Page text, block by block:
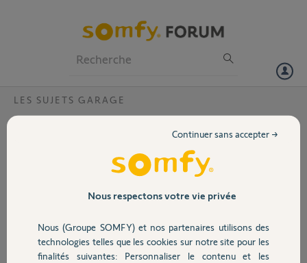
Volet
Sécurité
LES SUJETS GARAGE
Panne moteur dexxo 800 rts
Bonjour, affichage bloqué sur s.1 et les touches ne répondent plus.
Débranché pendant 24h sans résultat ! Toujours s.1 affiché.
il y a presque 2 ans
Participer au fil de discussion
Nous respectons votre vie privée
Nous (Groupe SOMFY) et nos partenaires utilisons des
technologies telles que les cookies sur notre site pour les
finalités suivantes: Personnaliser le contenu et les
Continuer sans accepter →